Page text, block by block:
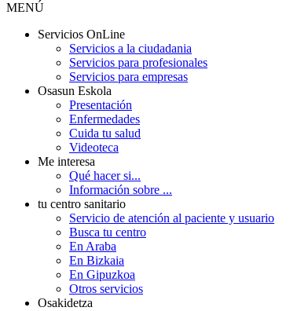
MENÚ
Servicios OnLine
Servicios a la ciudadania
Servicios para profesionales
Servicios para empresas
Osasun Eskola
Presentación
Enfermedades
Cuida tu salud
Videoteca
Me interesa
Qué hacer si...
Información sobre ...
tu centro sanitario
Servicio de atención al paciente y usuario
Busca tu centro
En Araba
En Bizkaia
En Gipuzkoa
Otros servicios
Osakidetza